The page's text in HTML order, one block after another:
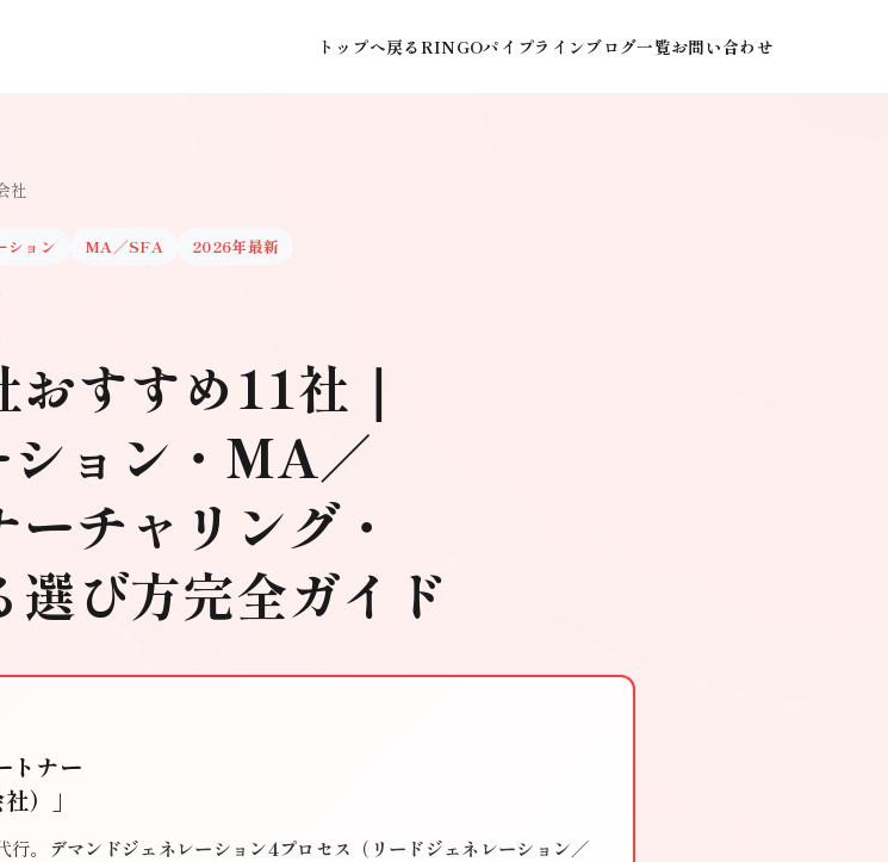
トップへ戻るRINGOパイプライン ブログ一覧お問い合わせ
社
ション MA／SFA 2026年最新
すすめ11社｜
ション・MA／
チャリング・
び方完全ガイド
トナー
）」
。
デマンドジェネレーション4プロセス（リードジェネレーション／